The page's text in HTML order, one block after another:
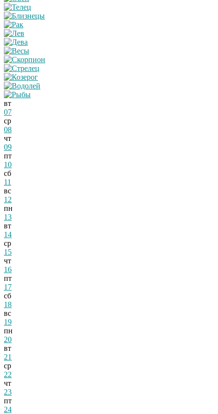
вт
07
ср
08
чт
09
пт
10
сб
11
вс
12
пн
13
вт
14
ср
15
чт
16
пт
17
сб
18
вс
19
пн
20
вт
21
ср
22
чт
23
пт
24